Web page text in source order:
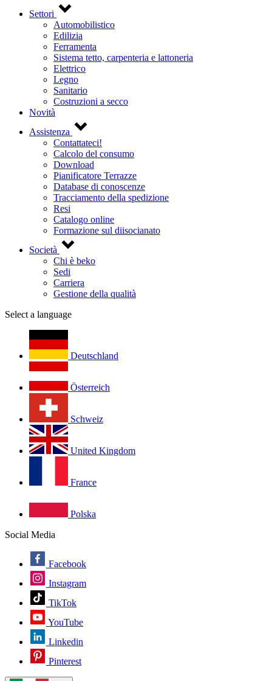
Settori
Automobilistico
Edilizia
Ferramenta
Sistema tetto, carpenteria e lattoneria
Elettrico
Legno
Sanitario
Costruzioni a secco
Novità
Assistenza
Contattateci!
Calcolo del consumo
Download
Pianificatore Terrazze
Database di conoscenze
Tracciamento della spedizione
Resi
Catalogo online
Formazione sul diisocianato
Società
Chi è beko
Sedi
Carriera
Gestione della qualità
Select a language
Deutschland
Österreich
Schweiz
United Kingdom
France
Polska
Social Media
Facebook
Instagram
TikTok
YouTube
Linkedin
Pinterest